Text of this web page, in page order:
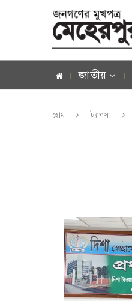
জাতীয়
হোম ট্যাগস: